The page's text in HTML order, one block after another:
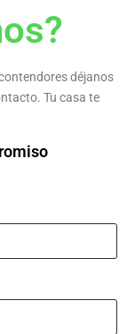
déjanos
Tu casa te